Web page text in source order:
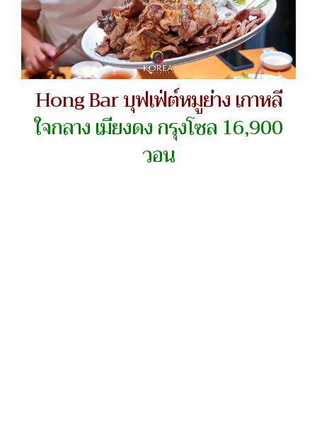
Hong Bar บุฟเฟ่ต์หมูย่าง เกาหลี
ใจกลาง เมียงดง กรุงโซล 16,900
วอน